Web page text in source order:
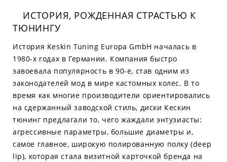
ИСТОРИЯ, РОЖДЕННАЯ СТРАСТЬЮ К
ТЮНИНГУ
История Keskin Tuning Europa GmbH началась в
1980-х годах в Германии. Компания быстро
завоевала популярность в 90-е, став одним из
законодателей мод в мире кастомных колес. В то
время как многие производители ориентировались
на сдержанный заводской стиль, диски Кескин
тюнинг предлагали то, чего жаждали энтузиасты:
агрессивные параметры, большие диаметры и,
самое главное, широкую полированную полку (deep
lip), которая стала визитной карточкой бренда на